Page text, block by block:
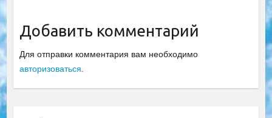
Добавить комментарий
Для отправки комментария вам необходимо
авторизоваться.